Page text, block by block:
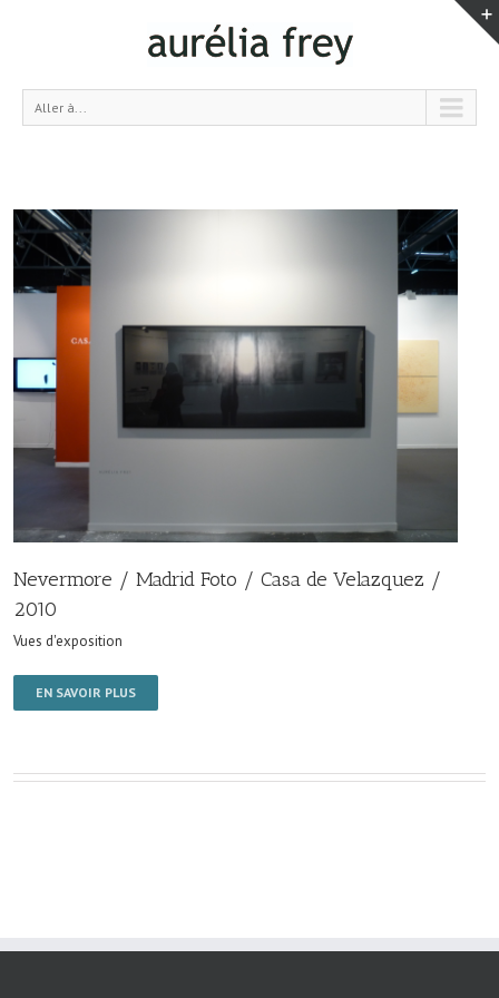
Aller à...
Nevermore / Madrid Foto / Casa de Velazquez /
2010
Vues d'exposition
EN SAVOIR PLUS